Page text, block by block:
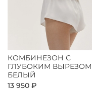
КОМБИНЕЗОН С
ГЛУБОКИМ ВЫРЕЗОМ
БЕЛЫЙ
13 950 ₽